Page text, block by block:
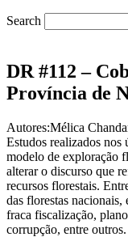
Search
DR #112 –
Província de
Autores:Mélica
Estudos realizados nos
modelo de exploração
alterar o discurso que
recursos florestais.
das florestas
fraca fiscalização,
corrupção, entre outros.